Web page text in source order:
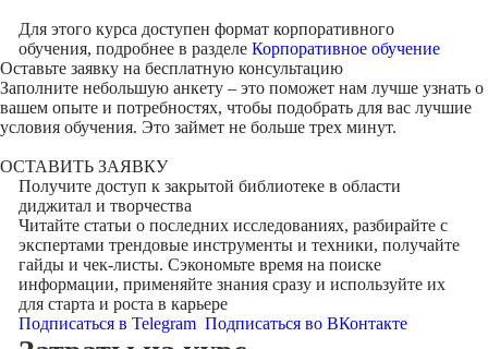
Для этого курса доступен формат корпоративного
обучения, подробнее в разделе Корпоративное обучение
Оставьте заявку на бесплатную консультацию
Заполните небольшую анкету – это поможет нам лучше узнать о
вашем опыте и потребностях, чтобы подобрать для вас лучшие
условия обучения. Это займет не больше трех минут.
ОСТАВИТЬ ЗАЯВКУ
Получите доступ к закрытой библиотекев области
диджитал и творчества
Читайте статьи о последних исследованиях, разбирайте с
экспертами трендовые инструменты и техники, получайте
гайды и чек-листы. Сэкономьте время на поиске
информации, применяйте знания сразу и используйте их
для старта и роста в карьере
Подписаться в Telegram Подписаться во ВКонтакте